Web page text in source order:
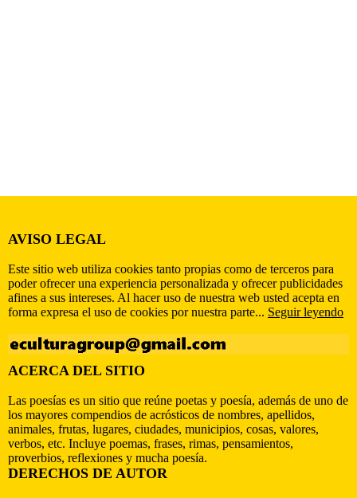
AVISO LEGAL
Este sitio web utiliza cookies tanto propias como de terceros para
poder ofrecer una experiencia personalizada y ofrecer publicidades
afines a sus intereses. Al hacer uso de nuestra web usted acepta en
forma expresa el uso de cookies por nuestra parte... Seguir leyendo
ACERCA DEL SITIO
Las poesías es un sitio que reúne poetas y poesía, además de uno de
los mayores compendios de acrósticos de nombres, apellidos,
animales, frutas, lugares, ciudades, municipios, cosas, valores,
verbos, etc. Incluye poemas, frases, rimas, pensamientos,
proverbios, reflexiones y mucha poesía.
DERECHOS DE AUTOR